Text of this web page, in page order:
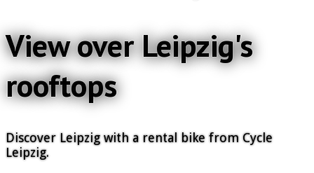
View over Leipzig's
rooftops
Discover Leipzig with a rental bike from Cycle
Leipzig.